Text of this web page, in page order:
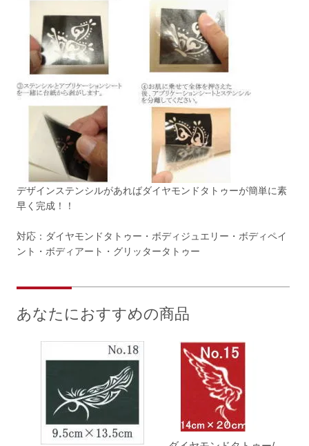
デザインステンシルがあればダイヤモンドタトゥーが簡単に素
早く完成！！
対応：ダイヤモンドタトゥー・ボディジュエリー・ボディペイ
ント・ボディアート・グリッタータトゥー
あなたにおすすめの商品